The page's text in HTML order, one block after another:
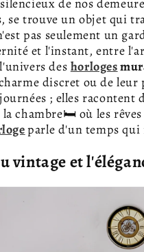
de nos
se trouve un objet qui
pas seulement un
et l'instant, entre
des horloges
discret ou de leur
; elles
chambre🛏️ où les
parle d'un temps qui
vintage et